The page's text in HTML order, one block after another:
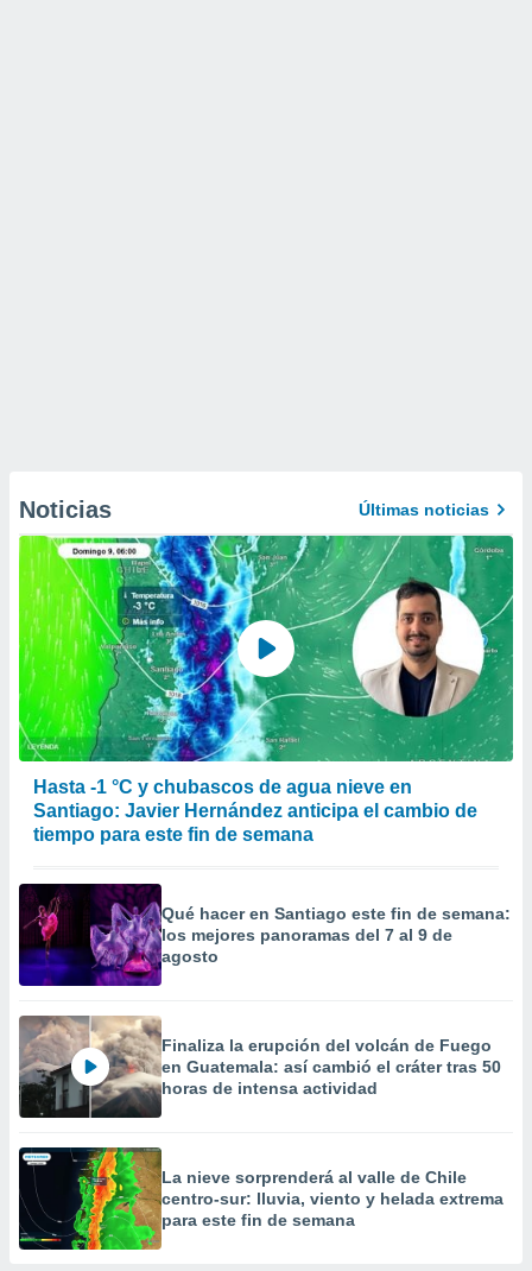
Noticias Últimas noticias
Hasta -1 °C y chubascos de agua nieve en
Santiago: Javier Hernández anticipa el cambio de
tiempo para este fin de semana
Qué hacer en Santiago este fin de semana:
los mejores panoramas del 7 al 9 de
agosto
Finaliza la erupción del volcán de Fuego
en Guatemala: así cambió el cráter tras 50
horas de intensa actividad
La nieve sorprenderá al valle de Chile
centro-sur: lluvia, viento y helada extrema
para este fin de semana